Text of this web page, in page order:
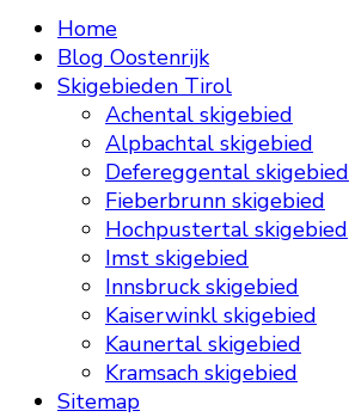
Home
Blog Oostenrijk
Skigebieden Tirol
Achental skigebied
Alpbachtal skigebied
Defereggental skigebied
Fieberbrunn skigebied
Hochpustertal skigebied
Imst skigebied
Innsbruck skigebied
Kaiserwinkl skigebied
Kaunertal skigebied
Kramsach skigebied
Sitemap